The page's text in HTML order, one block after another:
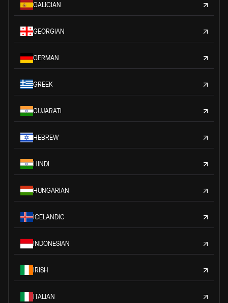
GALICIAN
GEORGIAN
GERMAN
GREEK
GUJARATI
HEBREW
HINDI
HUNGARIAN
ICELANDIC
INDONESIAN
IRISH
ITALIAN